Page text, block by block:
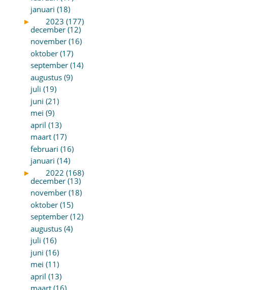
januari (18)
►
2023 (177)
december (12)
november (16)
oktober (17)
september (14)
augustus (9)
juli (19)
juni (21)
mei (9)
april (13)
maart (17)
februari (16)
januari (14)
►
2022 (168)
december (13)
november (18)
oktober (15)
september (12)
augustus (4)
juli (16)
juni (16)
mei (11)
april (13)
maart (16)